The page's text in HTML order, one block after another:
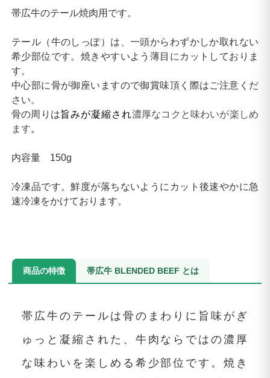
帯広牛のテール焼肉用です。
テール（牛のしっぽ）は、一頭からわずかしか取れない
希少部位です。焼きやすいよう薄目にカットしておりま
す。
中心部に骨が御座いますので御賞味頂く際はご注意くだ
さい。
骨の周りは旨みが凝縮され濃厚なコクと味わいが楽しめ
ます。
内容量 150g
冷凍品です。鮮度が落ちないようにカット後速やかに急
速冷凍をかけております。
商品の特徴 帯広牛 BLENDED BEEF とは
帯広牛のテールは骨のまわりに旨味がぎ
ゅっと凝縮された、牛肉ならではの濃厚
な味わいを楽しめる希少部位です。焼き